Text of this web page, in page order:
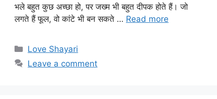
भले बहुत कुछ अच्छा हो, पर जख्म भी बहुत दीपक होते हैं। जो
लगते हैं फूल, वो कांटे भी बन सकते … Read more
Categories
Love Shayari
Leave a comment